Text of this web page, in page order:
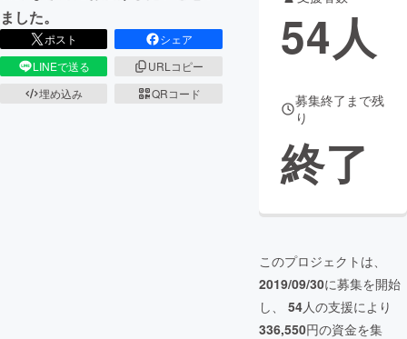
ました。
ポスト
シェア
LINEで送る
URLコピー
埋め込み
QRコード
54人
募集終了まで残
り
終了
このプロジェクトは、
2019/09/30に募集を開始
し、 54人の支援により
336,550円の資金を集